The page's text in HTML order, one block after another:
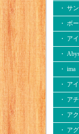
・ サ
・ ボ
・ ア
・
・ ima
・ ア
・ ア
・ ア
・ ア